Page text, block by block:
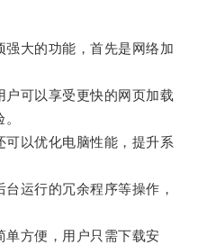
大的功能，首先是网络加
可以享受更快的网页加载
以优化电脑性能，提升系
运行的冗余程序等操作，
方便，用户只需下载安